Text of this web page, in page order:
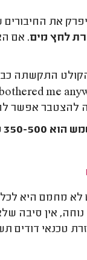
יפרק את
לחץ מים. אם
התקשתה
me
לחסוך קרוב ל-2,000
כולל מע"מ.
מחמם היא
אין סיבה
500 ₪, תלוי כמה הגישה